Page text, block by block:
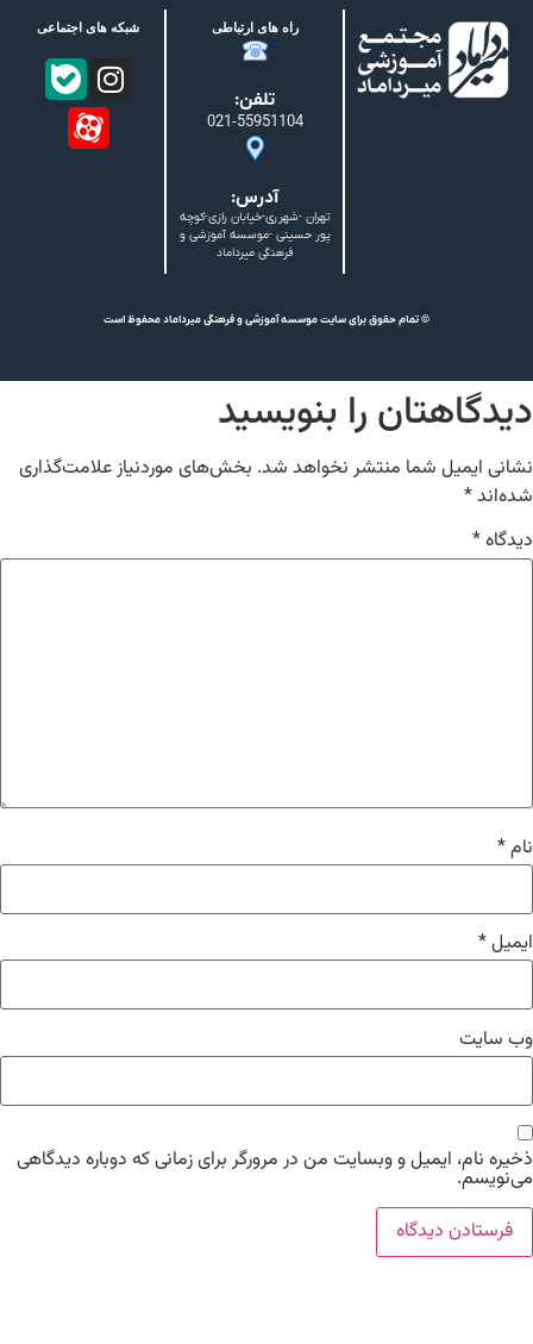
راه های ارتباطی
تلفن:
021-55951104
آدرس:
تهران -شهرری-خیابان رازی-کوچه
پور حسینی -موسسه آموزشی و
فرهنگی میرداماد
شبکه های اجتماعی
© تمام حقوق برای سایت موسسه آموزشی و فرهنگی میرداماد محفوظ است
را بنویسید
ایمیل شما منتشر نخواهد شد.بخش‌های موردنیاز علامت‌گذاری
*
*
*
*
سایت
نام، ایمیل و وبسایت من در مرورگر برای زمانی که دوباره دیدگاهی